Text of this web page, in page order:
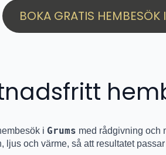
BOKA GRATIS HEMBESÖK
i Grums med rådgivning och
ljus och värme, så att resultatet